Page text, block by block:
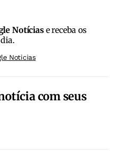
Notíciase receba os
Noticias
com seus